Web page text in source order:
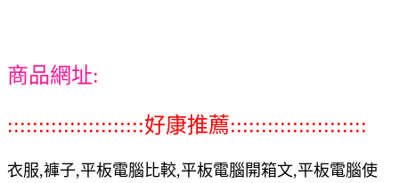
商品網址:
::::::::::::::::::::::好康推薦::::::::::::::::::::::
衣服,褲子,平板電腦比較,平板電腦開箱文,平板電腦使